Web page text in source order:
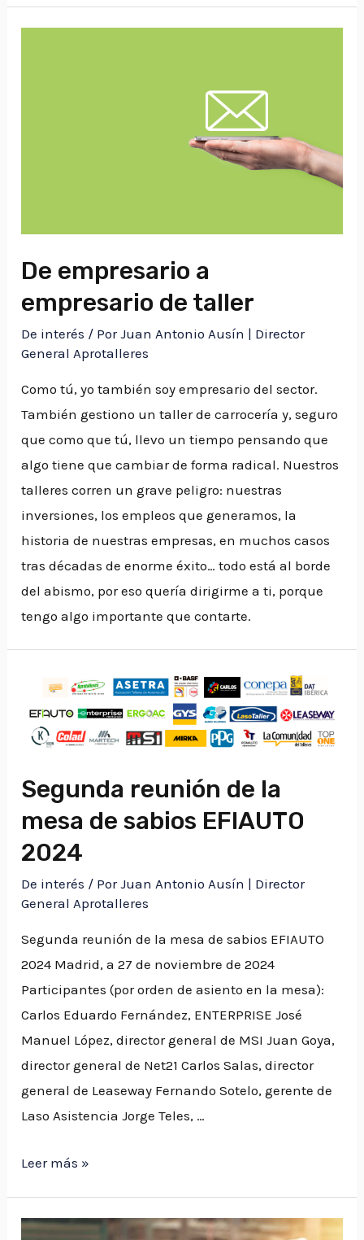
De empresario a
empresario de taller
De interés / PorJuan Antonio Ausín | Director
General Aprotalleres
Como tú, yo también soy empresario del sector.
También gestiono un taller de carrocería y, seguro
que como que tú, llevo un tiempo pensando que
algo tiene que cambiar de forma radical. Nuestros
talleres corren un grave peligro: nuestras
inversiones, los empleos que generamos, la
historia de nuestras empresas, en muchos casos
tras décadas de enorme éxito… todo está al borde
del abismo, por eso quería dirigirme a ti, porque
tengo algo importante que contarte.
Segunda reunión de la
mesa de sabios EFIAUTO
2024​
De interés / PorJuan Antonio Ausín | Director
General Aprotalleres
Segunda reunión de la mesa de sabios EFIAUTO
2024​ Madrid, a 27 de noviembre de 2024
Participantes (por orden de asiento en la mesa):
Carlos Eduardo Fernández, ENTERPRISE José
Manuel López, director general de MSI Juan Goya,
director general de Net21 Carlos Salas, director
general de Leaseway Fernando Sotelo, gerente de
Laso Asistencia Jorge Teles, …
Segunda
Leer más »